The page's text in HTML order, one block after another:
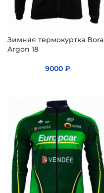
Зимняя термокуртка Bora
Argon 18
9000₽